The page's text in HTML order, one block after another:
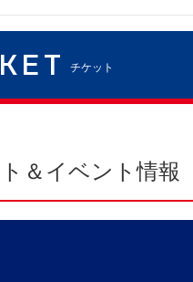
チケット
＆イベント情報